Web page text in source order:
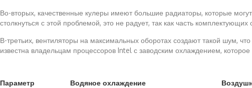
Во-вторых, качественные кулеры имеют большие радиаторы, которые
столкнуться с этой проблемой, это не радует, так как часть
В-третьих, вентиляторы на максимальных оборотах создают такой шум,
известна владельцам процессоров Intel с заводским охлаждением,
Параметр Водяное охлаждение